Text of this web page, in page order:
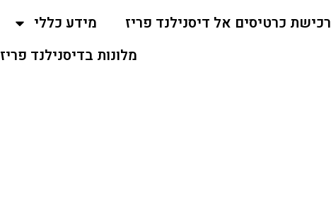
רכישת כרטיסים אל דיסנילנד פריז מידע כללי
מלונות בדיסנילנד פריז